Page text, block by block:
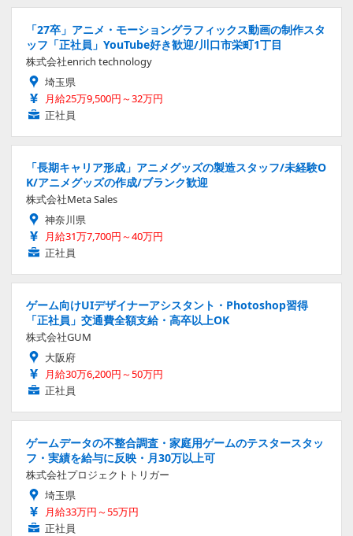
「27卒」アニメ・モーショングラフィックス動画の制作スタ
ッフ「正社員」YouTube好き歓迎/川口市栄町1丁目
株式会社enrich technology
埼玉県
月給25万9,500円～32万円
正社員
「長期キャリア形成」アニメグッズの製造スタッフ/未経験O
K/アニメグッズの作成/ブランク歓迎
株式会社Meta Sales
神奈川県
月給31万7,700円～40万円
正社員
ゲーム向けUIデザイナーアシスタント・Photoshop習得
「正社員」交通費全額支給・高卒以上OK
株式会社GUM
大阪府
月給30万6,200円～50万円
正社員
ゲームデータの不整合調査・家庭用ゲームのテスタースタッ
フ・実績を給与に反映・月30万以上可
株式会社プロジェクトトリガー
埼玉県
月給33万円～55万円
正社員